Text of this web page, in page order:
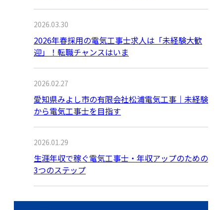
2026.03.30
2026年春採用の電気工事士求人は「未経験大歓
迎」！転職チャンスはいま
2026.02.27
愛知県みよし市の有限会社松浦電気工事｜未経験
から電気工事士を目指す
2026.01.29
生涯年収で稼ぐ電気工事士・年収アップのための
3つのステップ